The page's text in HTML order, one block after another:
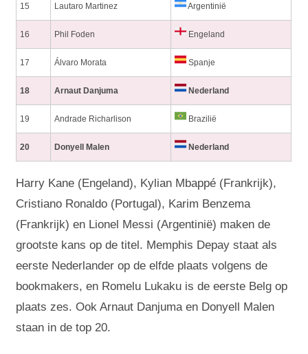
15 Lautaro Martinez Argentinië
16 Phil Foden Engeland
17 Álvaro Morata Spanje
18 Arnaut Danjuma Nederland
19 Andrade Richarlison Brazilië
20 Donyell Malen Nederland
Harry Kane (Engeland), Kylian Mbappé (Frankrijk),
Cristiano Ronaldo (Portugal), Karim Benzema
(Frankrijk) en Lionel Messi (Argentinië) maken de
grootste kans op de titel. Memphis Depay staat als
eerste Nederlander op de elfde plaats volgens de
bookmakers, en Romelu Lukaku is de eerste Belg op
plaats zes. Ook Arnaut Danjuma en Donyell Malen
staan in de top 20.